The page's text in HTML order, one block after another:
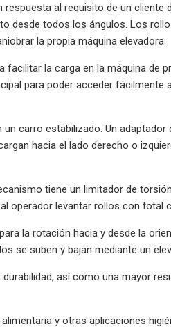
al requisito de un cliente
desde todos los ángulos. Los
la propia máquina elevadora.
la carga en la máquina de
para poder acceder
carro estabilizado. Un
hacia el lado derecho o
tiene un limitador de
operador levantar rollos con total
la rotación hacia y desde la
se suben y bajan mediante un
así como una mayor
y otras aplicaciones